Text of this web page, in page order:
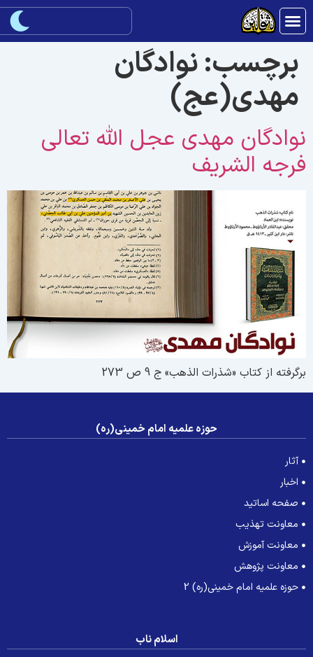
برچسب:نوادگان
مهدی(عج)
مهدی عجل الله تعالی
الشریف
از کتاب «شذرات الذهب» ج 9 ص 273
حوزه علمیه امام خمینی(ره)
آثار
اخبار
صفحه اساتید
معاونت تهذیب
معاونت آموزش
معاونت پژوهش
حوزه علمیه امام خمینی(ره) 2
اسلام ناب